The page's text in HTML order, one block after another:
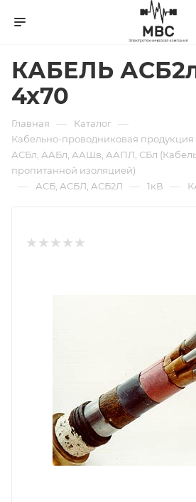
КАБЕЛЬ АСБ2л
4х70
Главная — Каталог —
Кабельно-проводниковая продукция
АСБл, ААБл, ААШв, ААПЛ, СБл
пропитанной изоляцией)
— АСБ, АСБЛ, АСБ2Л — 1кВ —